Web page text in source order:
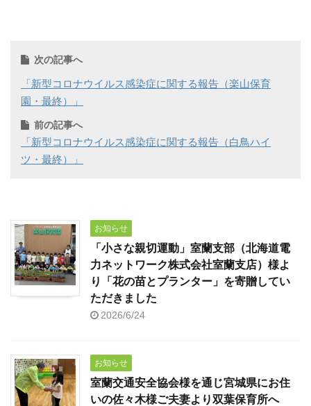
次の記事へ
「新型コロナウイルス感染症に関する報告（楽山保育
園・最終）」
前の記事へ
「新型コロナウイルス感染症に関する報告（白鳥ハイ
ツ・最終）」
お知らせ
「小さな親切運動」室蘭支部（北海道電
力ネットワーク株式会社室蘭支店）様よ
り「花の苗とプランター」を寄贈してい
ただきました
2026/6/24
お知らせ
室蘭交通安全協会様を通じ宮城県にお住
いの佐々木様ご夫妻より双葉保育所へ